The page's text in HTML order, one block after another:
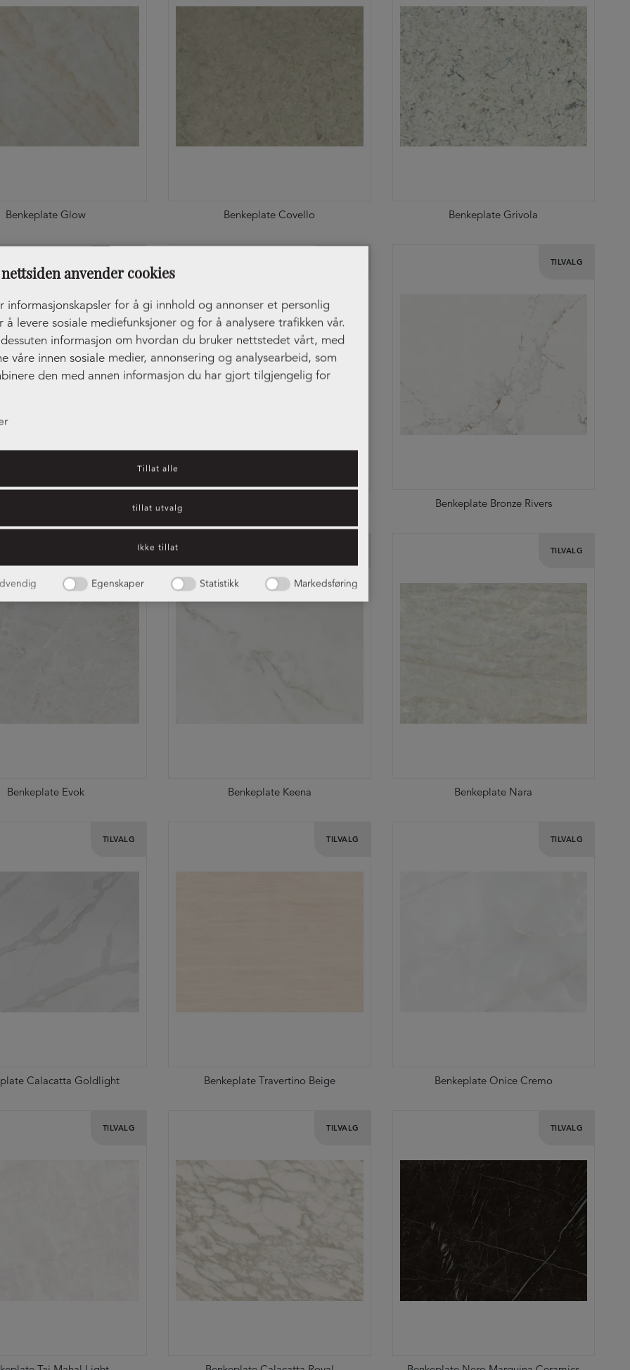
anvender cookies
informasjonskapsler for å gi innhold og annonser et personlig
å levere sosiale mediefunksjoner og for å analysere trafikken vår.
informasjon om hvordan du bruker nettstedet vårt, med
våre innen sosiale medier, annonsering og analysearbeid, som
den med annen informasjon du har gjort tilgjengelig for
som de har samlet inn gjennom din bruk av tjenestene deres.
Tillat alle
tillat utvalg
Ikke tillat
Egenskaper Statistikk Markedsføring
Benkeplate Glow Benkeplate Covello Benkeplate Grivola
TILVALG
Benkeplate Bronze Rivers
Benkeplate Evok Benkeplate Keena
TILVALG
Benkeplate Nara
TILVALG
Calacatta Goldlight
TILVALG
Benkeplate Travertino Beige
TILVALG
Benkeplate Onice Cremo
TILVALG TILVALG TILVALG